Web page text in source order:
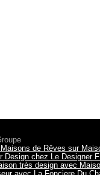
de Rêves sur
Design chez Le Designer
très design avec